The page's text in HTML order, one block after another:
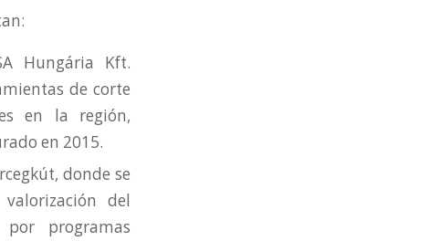
Hungária Kft.
de corte
en la región,
en 2015.
donde se
del
programas